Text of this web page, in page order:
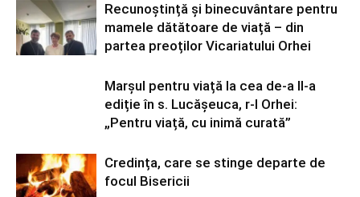
Recunoștință și binecuvântare pentru
mamele dătătoare de viață – din
partea preoților Vicariatului Orhei
Marșul pentru viață la cea de-a II-a
ediție în s. Lucășeuca, r-l Orhei:
„Pentru viață, cu inimă curată”
Credința, care se stinge departe de
focul Bisericii